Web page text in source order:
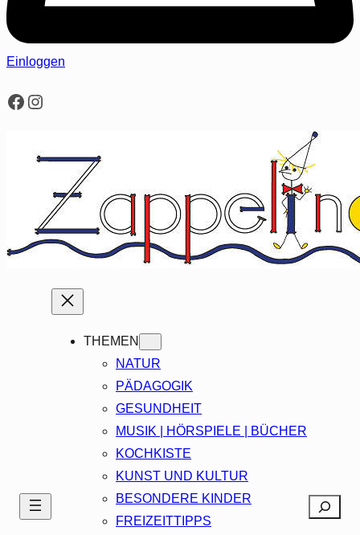
Einloggen
Facebook
Instagram
THEMEN
NATUR
PÄDAGOGIK
GESUNDHEIT
MUSIK | HÖRSPIELE | BÜCHER
KOCHKISTE
KUNST UND KULTUR
BESONDERE KINDER
FREIZEITTIPPS
Search